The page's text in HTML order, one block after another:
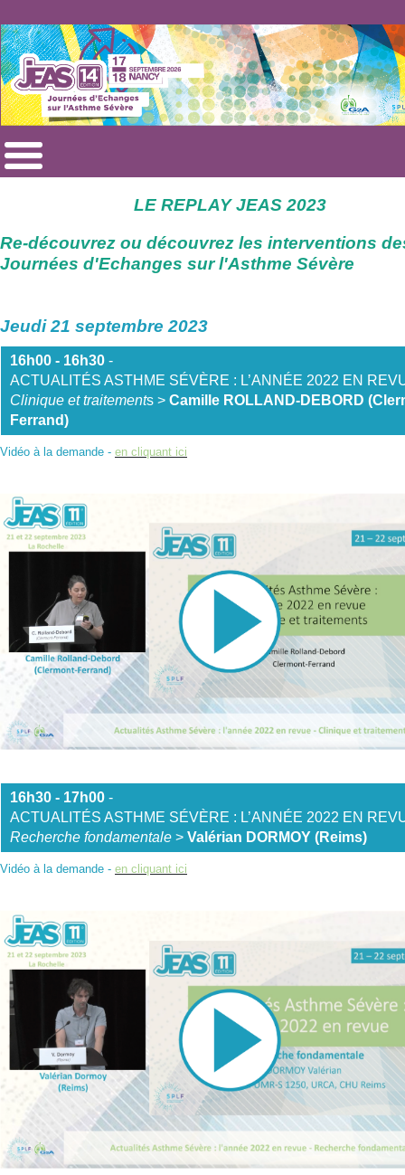
LE REPLAY JEAS 2023
Re-découvrez ou découvrez les interventions
Journées d'Echanges sur l'Asthme Sévère
Jeudi 21 septembre 2023
16h00 - 16h30 -
ACTUALITÉS ASTHME SÉVÈRE : L’ANNÉE 2022 EN
Clinique et traitements > Camille ROLLAND-DEBORD
Ferrand)
Vidéo à la demande - en cliquant ici
16h30 - 17h00 -
ACTUALITÉS ASTHME SÉVÈRE : L’ANNÉE 2022 EN
Recherche fondamentale > Valérian DORMOY (Reims)
Vidéo à la demande - en cliquant ici